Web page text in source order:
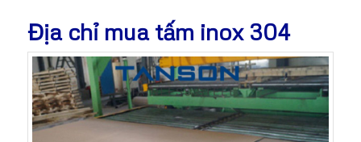
Địa chỉ mua tấm inox 304